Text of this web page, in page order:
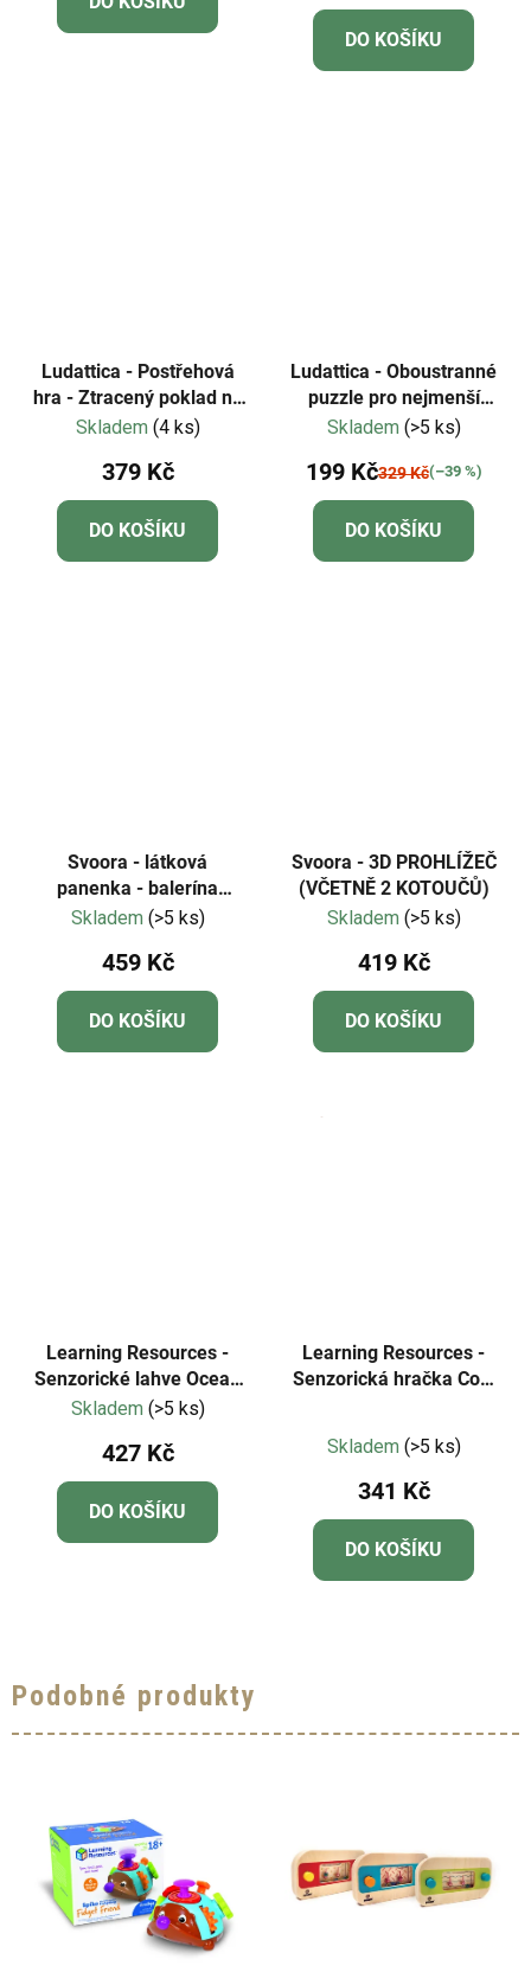
je
4,3
z
DO KOŠÍKU
Ludattica - Postřehová
hra - Ztracený poklad na
způsob Dobble
Skladem (4 ks)
379 Kč
DO KOŠÍKU
Ludattica - Oboustranné
puzzle pro nejmenší
Město - baby puzzle
Skladem (>5 ks)
199 Kč329 Kč(–39 %)
DO KOŠÍKU
Svoora - látková
panenka - balerína
"CARMEN"
Skladem (>5 ks)
459 Kč
DO KOŠÍKU
Svoora - 3D PROHLÍŽEČ
(VČETNĚ 2 KOTOUČŮ)
Skladem (>5 ks)
419 Kč
DO KOŠÍKU
Learning Resources -
Senzorické lahve Ocean
Forces
Skladem (>5 ks)
427 Kč
DO KOŠÍKU
Learning Resources -
Senzorická hračka Cool
hodnocení
produktu
je
3,7
z
Skladem (>5 ks)
341 Kč
DO KOŠÍKU
Podobné produkty